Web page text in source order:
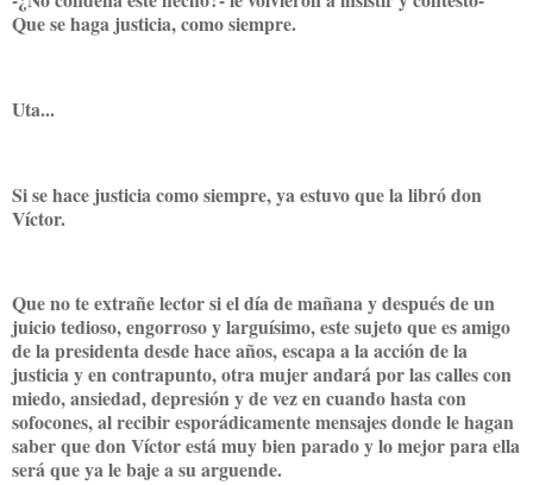
Que se haga justicia, como siempre.
Uta...
Si se hace justicia como siempre, ya estuvo que la libró don
Víctor.
Que no te extrañe lector si el día de mañana y después de un
juicio tedioso, engorroso y larguísimo, este sujeto que es amigo
de la presidenta desde hace años, escapa a la acción de la
justicia y en contrapunto, otra mujer andará por las calles con
miedo, ansiedad, depresión y de vez en cuando hasta con
sofocones, al recibir esporádicamente mensajes donde le hagan
saber que don Víctor está muy bien parado y lo mejor para ella
será que ya le baje a su arguende.